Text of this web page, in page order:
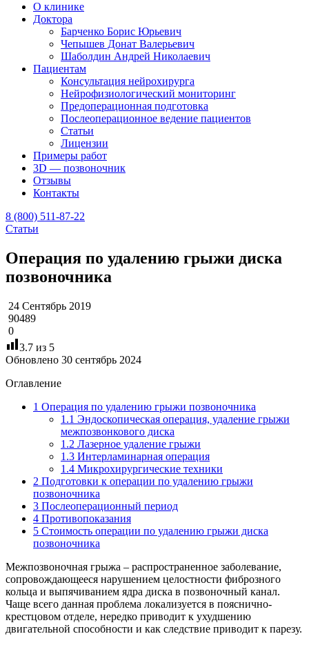
О клинике
Доктора
Барченко Борис Юрьевич
Чепышев Донат Валерьевич
Шаболдин Андрей Николаевич
Пациентам
Консультация нейрохирурга
Нейрофизиологический мониторинг
Предоперационная подготовка
Послеоперационное ведение пациентов
Статьи
Лицензии
Примеры работ
3D — позвоночник
Отзывы
Контакты
8 (800) 511-87-22
Статьи
Операция по удалению грыжи диска
позвоночника
24 Сентябрь 2019
90489
0
3.7 из 5
Обновлено 30 сентябрь 2024
Оглавление
1 Операция по удалению грыжи позвоночника
1.1 Эндоскопическая операция, удаление грыжи
межпозвонкового диска
1.2 Лазерное удаление грыжи
1.3 Интерламинарная операция
1.4 Микрохирургические техники
2 Подготовки к операции по удалению грыжи
позвоночника
3 Послеоперационный период
4 Противопоказания
5 Стоимость операции по удалению грыжи диска
позвоночника
Межпозвоночная грыжа – распространенное заболевание,
сопровождающееся нарушением целостности фиброзного
кольца и выпячиванием ядра диска в позвоночный канал.
Чаще всего данная проблема локализуется в пояснично-
крестцовом отделе, нередко приводит к ухудшению
двигательной способности и как следствие приводит к парезу.